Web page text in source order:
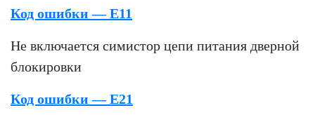
Код ошибки — E11
Не включается симистор цепи питания дверной
блокировки
Код ошибки — E21